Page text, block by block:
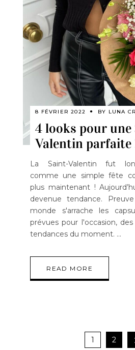
8 FÉVRIER 2022 BY LUNA
4 looks pour une
Valentin parfaite
La Saint-Valentin fut
comme une simple fête
plus maintenant !
devenue tendance.
monde s'arrache les
prévues pour l'occasion,
tendances du moment.
READ MORE
1 2